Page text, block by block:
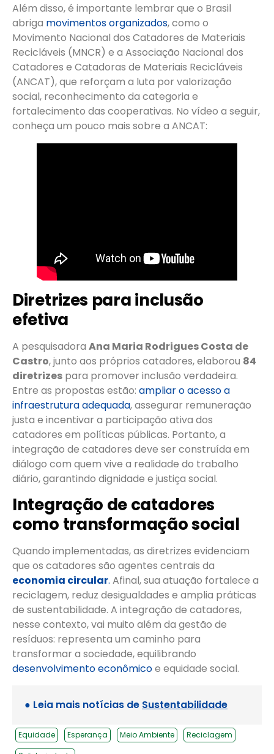
Além disso, é importante lembrar que o Brasil
abriga movimentos organizados, como o
Movimento Nacional dos Catadores de Materiais
Recicláveis (MNCR) e a Associação Nacional dos
Catadores e Catadoras de Materiais Recicláveis
(ANCAT), que reforçam a luta por valorização
social, reconhecimento da categoria e
fortalecimento das cooperativas. No vídeo a seguir,
conheça um pouco mais sobre a ANCAT:
Diretrizes para inclusão
efetiva
A pesquisadora Ana Maria Rodrigues Costa de
Castro, junto aos próprios catadores, elaborou 84
diretrizes para promover inclusão verdadeira.
Entre as propostas estão: ampliar o acesso a
infraestrutura adequada, assegurar remuneração
justa e incentivar a participação ativa dos
catadores em políticas públicas. Portanto, a
integração de catadores deve ser construída em
diálogo com quem vive a realidade do trabalho
diário, garantindo dignidade e justiça social.
Integração de catadores
como transformação social
Quando implementadas, as diretrizes evidenciam
que os catadores são agentes centrais da
economia circular. Afinal, sua atuação fortalece a
reciclagem, reduz desigualdades e amplia práticas
de sustentabilidade. A integração de catadores,
nesse contexto, vai muito além da gestão de
resíduos: representa um caminho para
transformar a sociedade, equilibrando
desenvolvimento econômicoe equidade social.
● Leia mais notícias de Sustentabilidade
Equidade Esperança Meio Ambiente
Reciclagem